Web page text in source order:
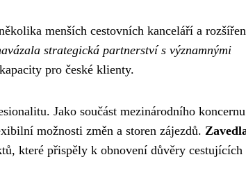
menších cestovních kanceláří a
strategická partnerství s významnými
pro české klienty.
Jako součást mezinárodního koncernu
možnosti změn a storen zájezdů.
které přispěly k obnovení důvěry cestujících